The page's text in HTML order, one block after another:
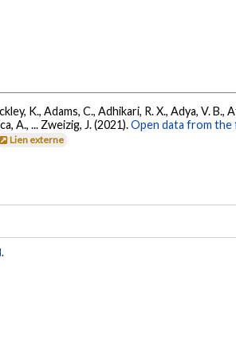
K., Adams, C., Adhikari, R. X., Adya, V.
A., ... Zweizig, J. (2021).Open data from the
Lien externe
.